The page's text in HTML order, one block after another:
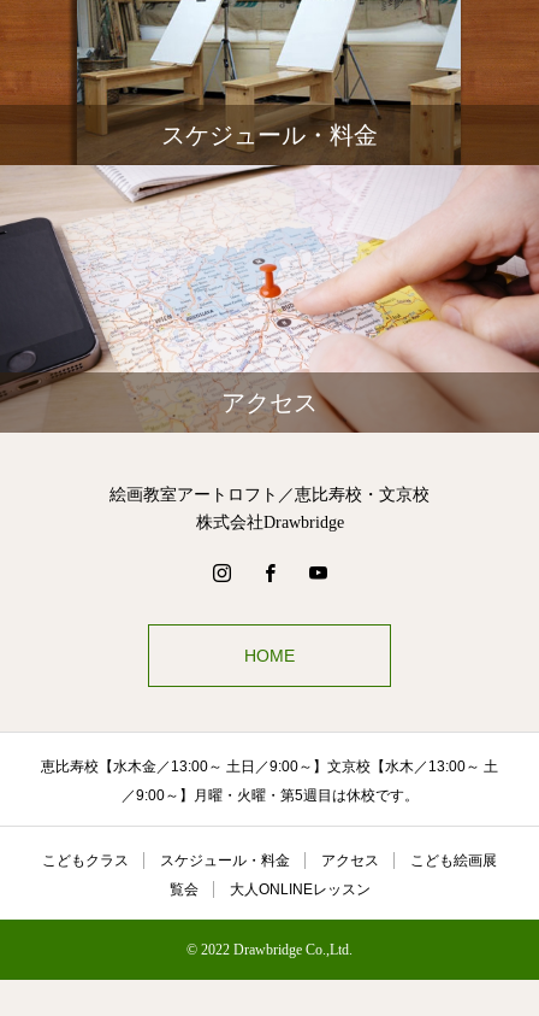
スケジュール・料金
アクセス
絵画教室アートロフト／恵比寿校・文京校
株式会社Drawbridge
HOME
恵比寿校【水木金／13:00～ 土日／9:00～】文京校【水木／13:00～ 土
／9:00～】月曜・火曜・第5週目は休校です。
こどもクラス スケジュール・料金 アクセス
こども絵画展
覧会
大人ONLINEレッスン
© 2022 Drawbridge Co.,Ltd.